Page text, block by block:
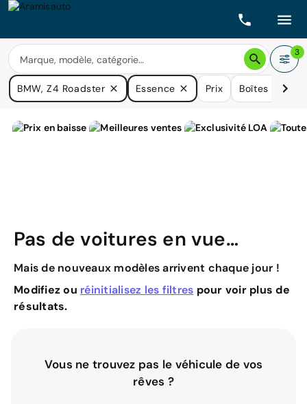
3
BMW, Z4 Roadster Essence Prix Boîtes de
Pas de voitures en vue…
Mais de nouveaux modèles arrivent chaque jour !
Modifiez ou réinitialisez les filtres pour voir plus de
résultats.
Vous ne trouvez pas le véhicule de vos
rêves ?